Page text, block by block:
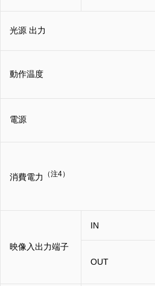
光源 出力
動作温度
電源
消費電力 （注4）
映像入出力端子
IN
OUT